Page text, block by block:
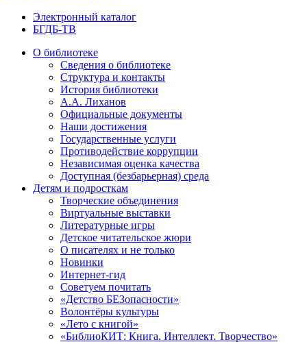
Электронный каталог
БГДБ-ТВ
О библиотеке
Сведения о библиотеке
Структура и контакты
История библиотеки
А.А. Лиханов
Официальные документы
Наши достижения
Государственные услуги
Противодействие коррупции
Независимая оценка качества
Доступная (безбарьерная) среда
Детям и подросткам
Творческие объединения
Виртуальные выставки
Литературные игры
Детское читательское жюри
О писателях и не только
Новинки
Интернет-гид
Советуем почитать
«Детство БЕЗопасности»
Волонтёры культуры
«Лето с книгой»
«БиблиоКИТ: Книга. Интеллект. Творчество»